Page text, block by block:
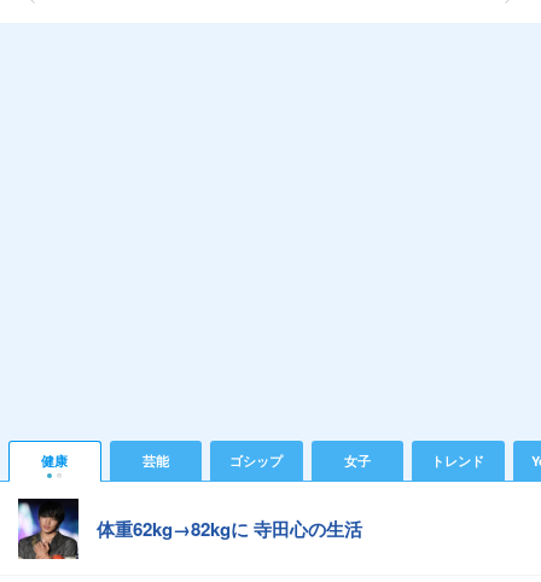
健康 芸能 ゴシップ 女子 トレンド
体重62kg→82kgに 寺田心の生活